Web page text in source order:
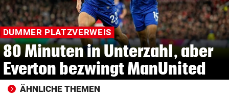
DUMMER PLATZVERWEIS
80 Minuten in Unterzahl, aber
Everton bezwingt ManUnited
ÄHNLICHE THEMEN